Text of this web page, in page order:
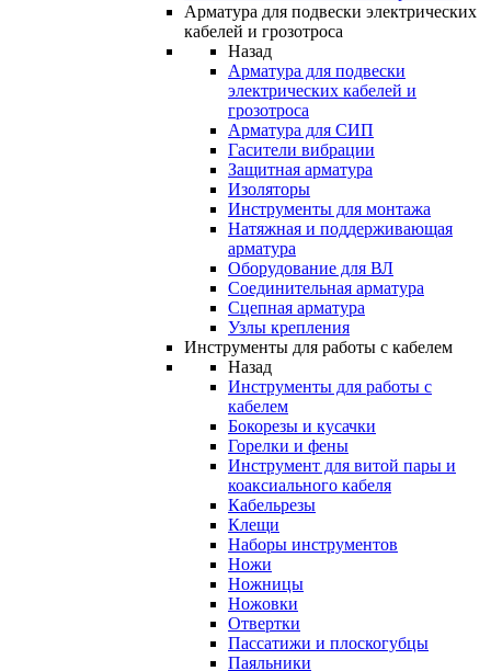
Арматура для подвески электрических
кабелей и грозотроса
Назад
Арматура для подвески
электрических кабелей и
грозотроса
Арматура для СИП
Гасители вибрации
Защитная арматура
Изоляторы
Инструменты для монтажа
Натяжная и поддерживающая
арматура
Оборудование для ВЛ
Соединительная арматура
Сцепная арматура
Узлы крепления
Инструменты для работы с кабелем
Назад
Инструменты для работы с
кабелем
Бокорезы и кусачки
Горелки и фены
Инструмент для витой пары и
коаксиального кабеля
Кабельрезы
Клещи
Наборы инструментов
Ножи
Ножницы
Ножовки
Отвертки
Пассатижи и плоскогубцы
Паяльники